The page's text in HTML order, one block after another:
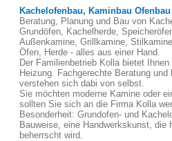
Kachelofenbau, Kaminbau
Beratung, Planung und Bau von
Grundöfen, Kachelherde,
Außenkamine, Grillkamine,
Öfen, Herde - alles aus einer Hand.
Der Familienbetrieb Kolla bietet
Heizung. Fachgerechte Beratung und
verstehen sich dabi von selbst.
Sie möchten moderne Kamine oder
sollten Sie sich an die Firma Kolla
Besonderheit: Grundofen- und
Bauweise, eine Handwerkskunst, die
beherrscht wird.